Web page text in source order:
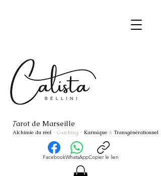
Tarot de Marseille
Alchimie du réel - Coaching - Karmique & Transgénérationnel
FacebookWhatsAppCopier le lien